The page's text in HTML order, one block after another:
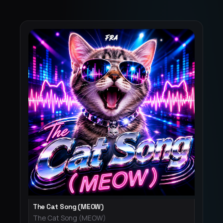
The Cat Song (MEOW)
The Cat Song (MEOW)